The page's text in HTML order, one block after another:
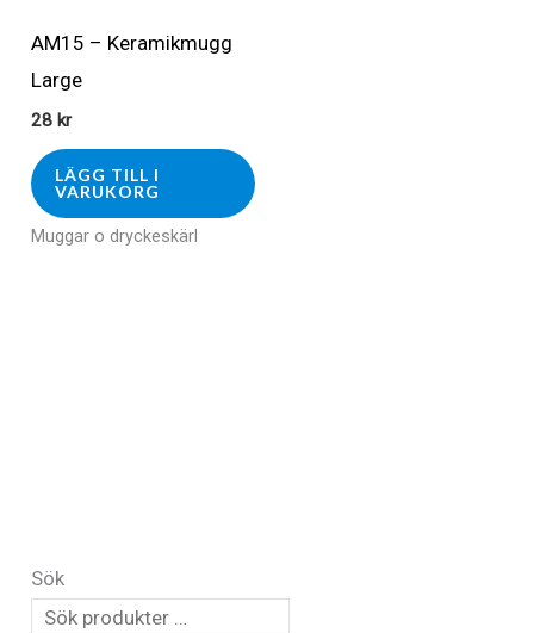
AM15 – Keramikmugg
Large
28 kr
LÄGG TILL I
VARUKORG
Muggar o dryckeskärl
Sök